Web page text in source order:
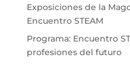
Exposiciones de la
Encuentro STEAM
Programa: Encuentro
profesiones del futuro